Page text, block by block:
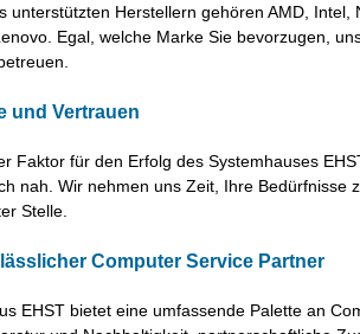
unterstützten Herstellern gehören AMD,
Egal, welche Marke Sie bevorzugen,
und Vertrauen
Faktor für den Erfolg des Systemhauses
nah. Wir nehmen uns Zeit, Ihre
Stelle.
Computer Service Partner
EHST bietet eine umfassende Palette an